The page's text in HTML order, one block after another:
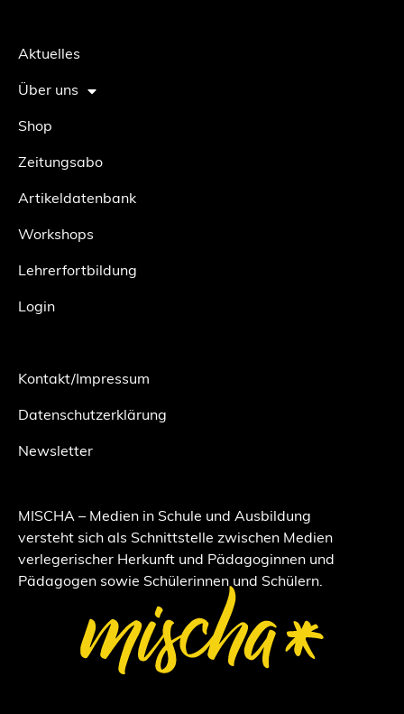
Aktuelles
Über uns
Shop
Zeitungsabo
Artikeldatenbank
Workshops
Lehrerfortbildung
Login
Kontakt/Impressum
Datenschutzerklärung
Newsletter
MISCHA – Medien in Schule und Ausbildung
versteht sich als Schnittstelle zwischen Medien
verlegerischer Herkunft und Pädagoginnen und
Pädagogen sowie Schülerinnen und Schülern.